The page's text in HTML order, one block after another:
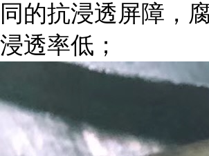
同的抗浸透屏障，
浸透率低；